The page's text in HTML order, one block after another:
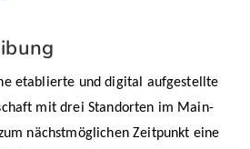
etablierte und digital aufgestellte
mit drei Standorten im Main-
nächstmöglichen Zeitpunkt eine